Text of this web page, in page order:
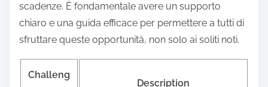
scadenze. È fondamentale avere un supporto
chiaro e una guida efficace per permettere a tutti di
sfruttare queste opportunità, non solo ai soliti noti.
Challeng
Description